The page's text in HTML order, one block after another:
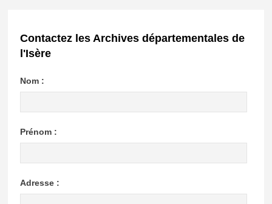
Contactez les Archives départementales de
l'Isère
Nom :
Prénom :
Adresse :